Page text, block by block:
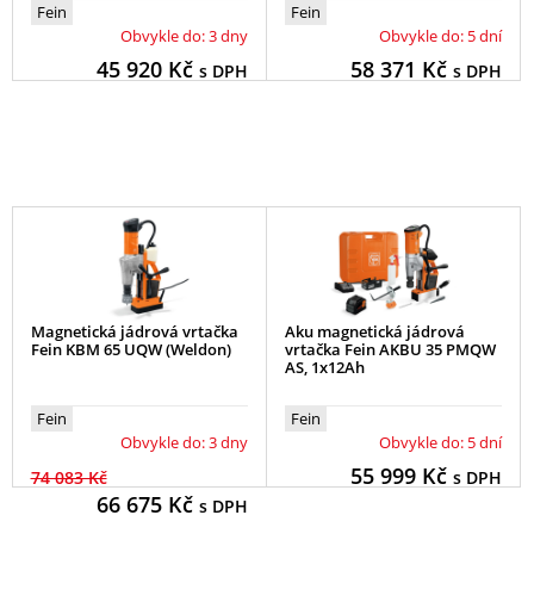
Fein
Obvykle do: 3 dny
45 920Kč s DPH
Fein
Obvykle do: 5 dní
58 371 Kč s DPH
Magnetická jádrová vrtačka
Fein KBM 65 UQW (Weldon)
Fein
Obvykle do: 3 dny
74 083 Kč
66 675Kč s DPH
Aku magnetická jádrová
vrtačka Fein AKBU 35 PMQW
AS, 1x12Ah
Fein
Obvykle do: 5 dní
55 999Kč s DPH